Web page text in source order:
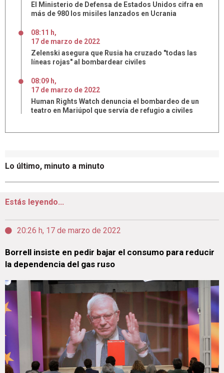
Lo último, minuto a minuto
Estás leyendo...
20:26 h, 17 de marzo de 2022
Borrell insiste en pedir bajar el consumo para reducir
la dependencia del gas ruso
El Ministerio de Defensa de Estados Unidos cifra en
más de 980 los misiles lanzados en Ucrania
08:11 h,
17 de marzo de 2022
Zelenski asegura que Rusia ha cruzado "todas las
líneas rojas" al bombardear civiles
08:09 h,
17 de marzo de 2022
Human Rights Watch denuncia el bombardeo de un
teatro en Mariúpol que servía de refugio a civiles